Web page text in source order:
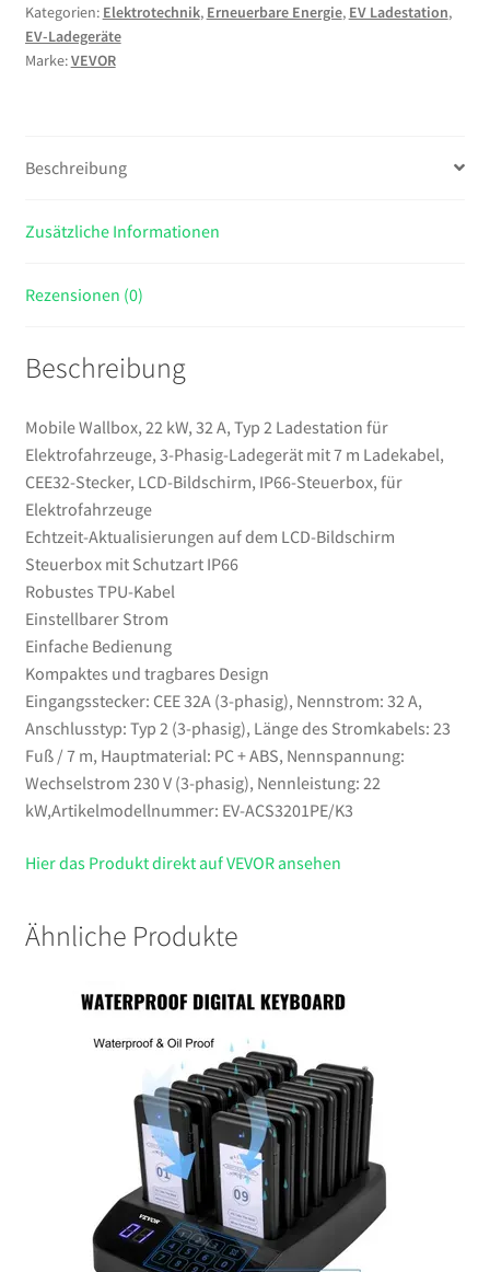
32
A,
Typ
Elektrofahrzeuge,
Phasig-
mit
Ladekabel,
Stecker,
LCD-
Bildschirm,
IP66-
Steuerbox,
für
Elektrofahrzeuge
Menge
Kategorien: Elektrotechnik, Erneuerbare Energie, EV Ladestation,
EV-Ladegeräte
Marke:VEVOR
Beschreibung
Zusätzliche Informationen
Rezensionen (0)
Beschreibung
Mobile Wallbox, 22 kW, 32 A, Typ 2 Ladestation für
Elektrofahrzeuge, 3-Phasig-Ladegerät mit 7 m Ladekabel,
CEE32-Stecker, LCD-Bildschirm, IP66-Steuerbox, für
Elektrofahrzeuge
Echtzeit-Aktualisierungen auf dem LCD-Bildschirm
Steuerbox mit Schutzart IP66
Robustes TPU-Kabel
Einstellbarer Strom
Einfache Bedienung
Kompaktes und tragbares Design
Eingangsstecker: CEE 32A (3-phasig), Nennstrom: 32 A,
Anschlusstyp: Typ 2 (3-phasig), Länge des Stromkabels: 23
Fuß / 7 m, Hauptmaterial: PC + ABS, Nennspannung:
Wechselstrom 230 V (3-phasig), Nennleistung: 22
kW,Artikelmodellnummer: EV-ACS3201PE/K3
Hier das Produkt direkt auf VEVOR ansehen
Ähnliche Produkte